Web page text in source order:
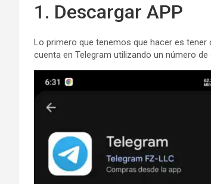
1. Descargar APP
Lo primero que tenemos que hacer es tener
cuenta en Telegram utilizando un número de